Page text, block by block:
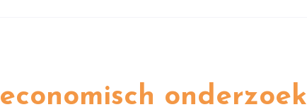
economisch onderzoek